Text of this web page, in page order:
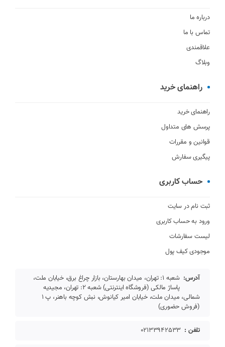
درباره ما
تماس با ما
علاقمندی
وبلاگ
راهنمای خرید
راهنمای خرید
پرسش های متداول
قوانین و مقررات
پیگیری سفارش
حساب کاربری
ثبت نام در سایت
ورود به حساب کاربری
لیست سفارشات
موجودی کیف پول
آدرس:
شعبه 1: تهران، میدان بهارستان، بازار چراغ برق، خیابان ملت،
پاساژ مالکی (فروشگاه اینترنتی) شعبه 2: تهران، مجیدیه
شمالی، میدان ملت، خیابان امیر کیانوش، نبش کوچه باهنر، پ 1
(فروش حضوری)
تلفن : 02133942533